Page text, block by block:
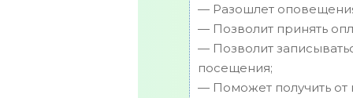
— Разошлет
— Позволит принять
— Позволит
посещения;
— Поможет получить от